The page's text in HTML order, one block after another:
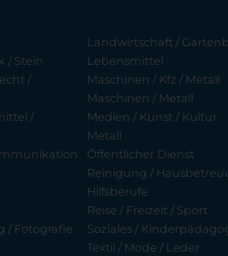
/ Stein
/
/
/ Fotografie
Landwirtschaft /
Lebensmittel
Maschinen / Kfz / Metall
Maschinen / Metall
Medien / Kunst / Kultur
Metall
Öffentlicher Dienst
Reinigung /
Hilfsberufe
Reise / Freizeit / Sport
Soziales /
Textil / Mode / Leder